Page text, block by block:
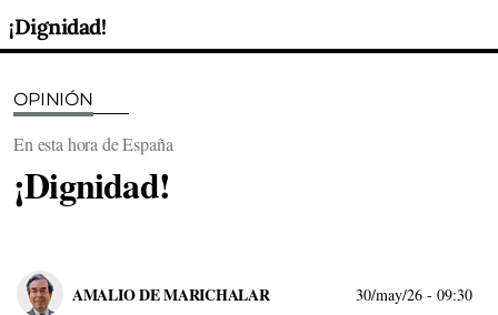
¡Dignidad!
OPINIÓN
En esta hora de España
¡Dignidad!
AMALIO DE MARICHALAR 30/may/26 - 09:30